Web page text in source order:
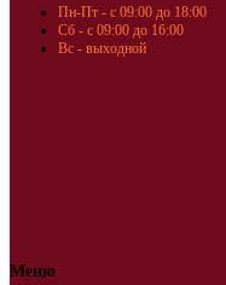
Пн-Пт - с 09:00 до 18:00
Сб - с 09:00 до 16:00
Вс - выходной
Меню